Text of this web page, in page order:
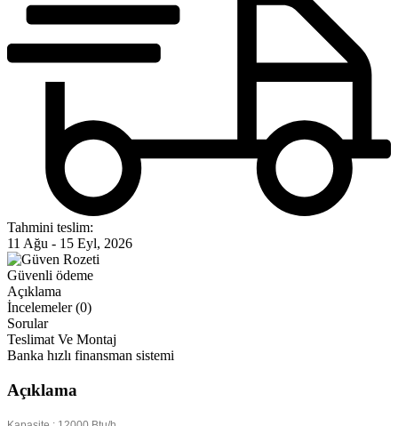
Tahmini teslim:
11 Ağu - 15 Eyl, 2026
Güvenli ödeme
Açıklama
İncelemeler (0)
Sorular
Teslimat Ve Montaj
Banka hızlı finansman sistemi
Açıklama